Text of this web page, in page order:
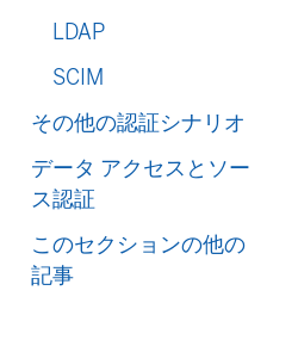
LDAP
SCIM
その他の認証シナリオ
データ アクセスとソー
ス認証
このセクションの他の
記事